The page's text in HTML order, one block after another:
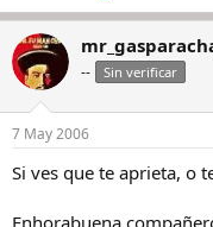
-- Sin verificar
7 May 2006
Si ves que te aprieta, o
Enhorabuena